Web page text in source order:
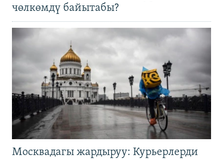
чөлкөмдү байытабы?
Москвадагы жардыруу: Курьерлерди